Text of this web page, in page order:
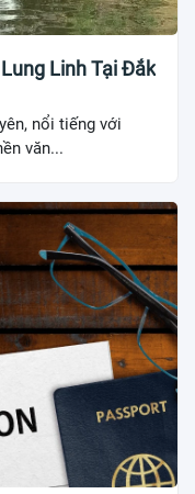
Linh Tại Đắk
nổi tiếng với
văn...